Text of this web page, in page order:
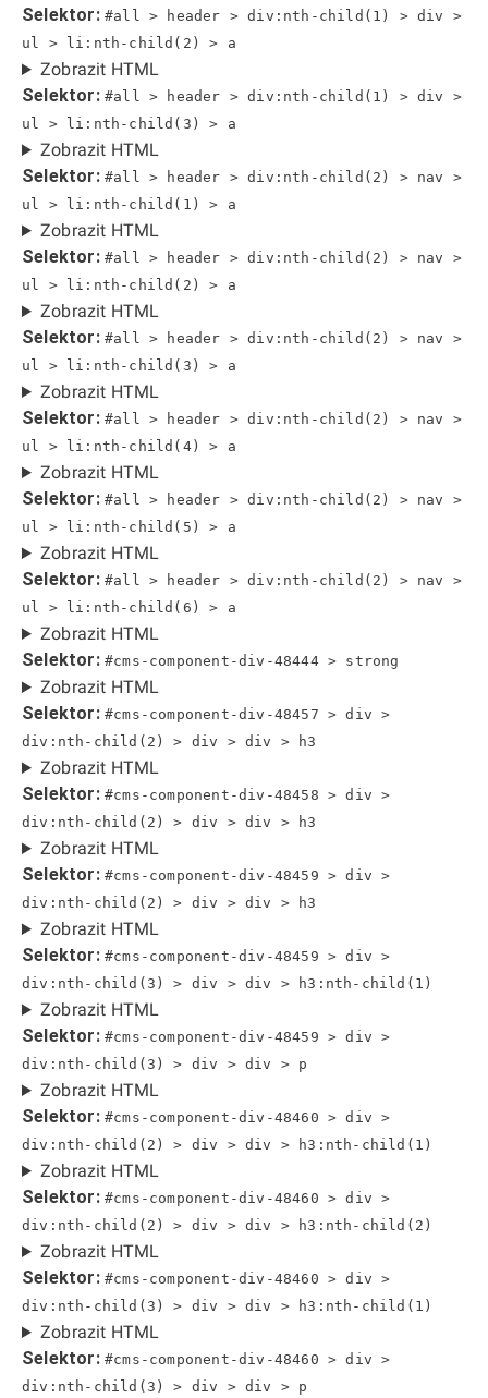
Selektor: #all > header > div:nth-child(1) > div >
ul > li:nth-child(2) > a
Zobrazit HTML
Selektor: #all > header > div:nth-child(1) > div >
ul > li:nth-child(3) > a
Zobrazit HTML
Selektor: #all > header > div:nth-child(2) > nav >
ul > li:nth-child(1) > a
Zobrazit HTML
Selektor: #all > header > div:nth-child(2) > nav >
ul > li:nth-child(2) > a
Zobrazit HTML
Selektor: #all > header > div:nth-child(2) > nav >
ul > li:nth-child(3) > a
Zobrazit HTML
Selektor: #all > header > div:nth-child(2) > nav >
ul > li:nth-child(4) > a
Zobrazit HTML
Selektor: #all > header > div:nth-child(2) > nav >
ul > li:nth-child(5) > a
Zobrazit HTML
Selektor: #all > header > div:nth-child(2) > nav >
ul > li:nth-child(6) > a
Zobrazit HTML
Selektor: #cms-component-div-48444 > strong
Zobrazit HTML
Selektor: #cms-component-div-48457 > div >
div:nth-child(2) > div > div > h3
Zobrazit HTML
Selektor: #cms-component-div-48458 > div >
div:nth-child(2) > div > div > h3
Zobrazit HTML
Selektor: #cms-component-div-48459 > div >
div:nth-child(2) > div > div > h3
Zobrazit HTML
Selektor: #cms-component-div-48459 > div >
div:nth-child(3) > div > div > h3:nth-child(1)
Zobrazit HTML
Selektor: #cms-component-div-48459 > div >
div:nth-child(3) > div > div > p
Zobrazit HTML
Selektor: #cms-component-div-48460 > div >
div:nth-child(2) > div > div > h3:nth-child(1)
Zobrazit HTML
Selektor: #cms-component-div-48460 > div >
div:nth-child(2) > div > div > h3:nth-child(2)
Zobrazit HTML
Selektor: #cms-component-div-48460 > div >
div:nth-child(3) > div > div > h3:nth-child(1)
Zobrazit HTML
Selektor: #cms-component-div-48460 > div >
div:nth-child(3) > div > div > p